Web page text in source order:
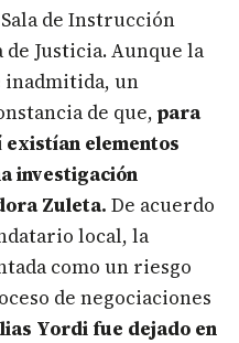
de Instrucción
Justicia. Aunque la
inadmitida, un
de que, para
elementos
investigación
Zuleta. De acuerdo
local, la
como un riesgo
de negociaciones
Yordi fue dejado en